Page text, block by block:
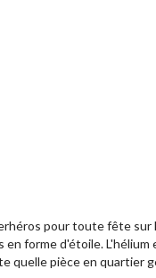
pour toute fête
forme d'étoile.
pièce en quartier